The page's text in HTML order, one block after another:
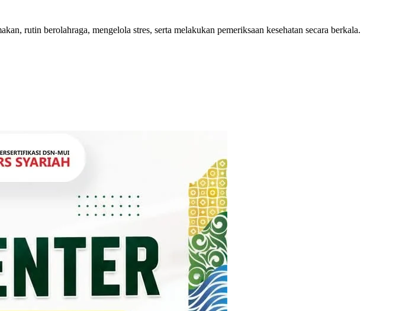
rutin berolahraga, mengelola stres, serta melakukan pemeriksaan kesehatan secara berkala.